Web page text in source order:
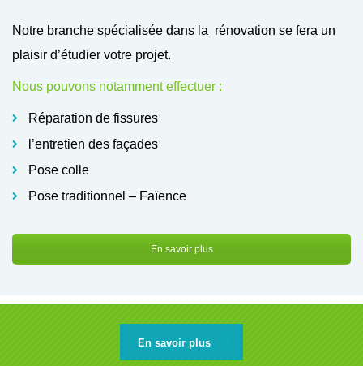
Notre branche spécialisée dans la rénovation se fera un
plaisir d’étudier votre projet.
Nous pouvons notamment effectuer :
Réparation de fissures
l’entretien des façades
Pose colle
Pose traditionnel – Faïence
En savoir plus
En savoir plus